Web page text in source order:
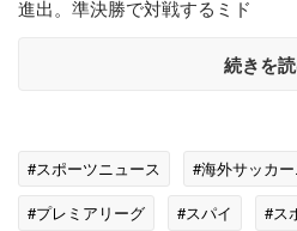
進出。準決勝で対戦するミド
続きを
#スポーツニュース #海外サッカ
#プレミアリーグ
#スパイ #ス